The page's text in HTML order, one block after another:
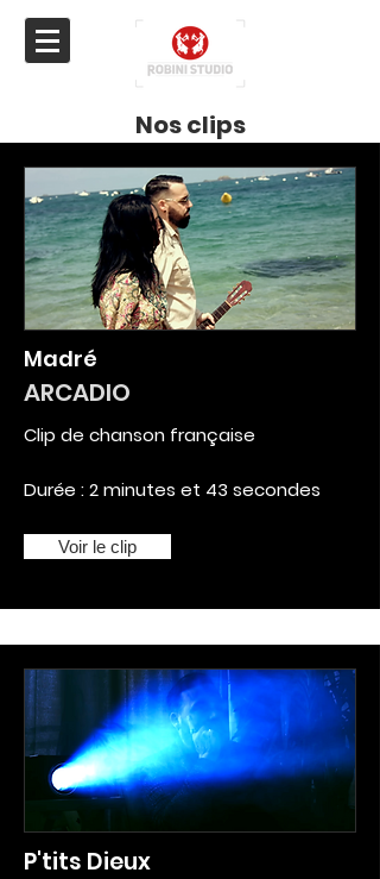
Nos clips
Madré
ARCADIO
Clip de chanson française
Durée : 2 minutes et 43 secondes
Voir le clip
P'tits Dieux